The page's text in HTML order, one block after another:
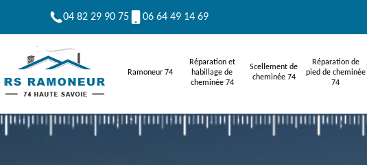
04 82 29 90 75 06 64 49 14 69
Ramoneur 74
Réparation et
habillage de
cheminée 74
Scellement de
cheminée 74
Réparation de
pied de cheminée
74